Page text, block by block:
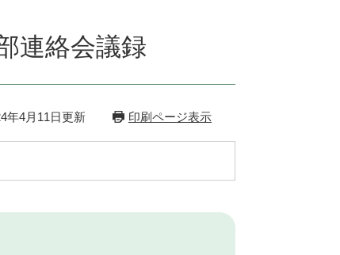
連絡会議録
年4月11日更新 印刷ページ表示